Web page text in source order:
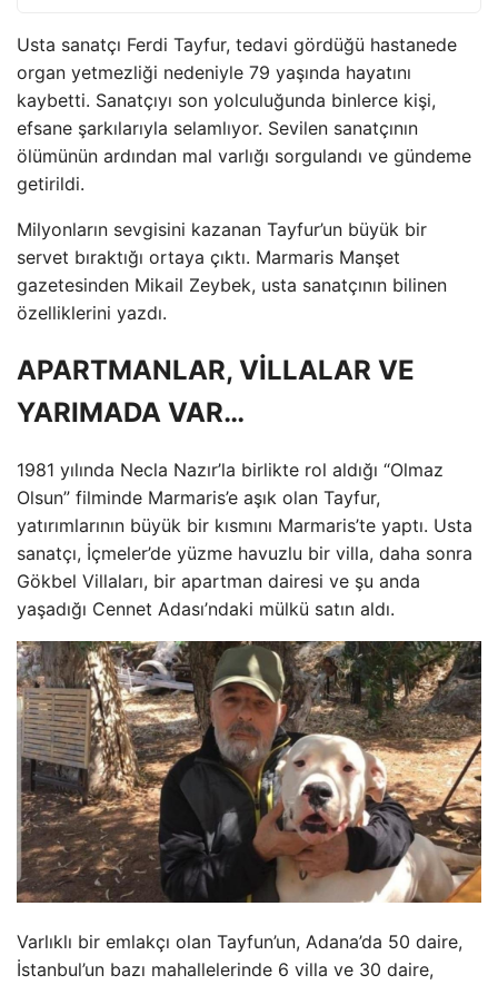
Usta sanatçı Ferdi Tayfur, tedavi gördüğü hastanede
organ yetmezliği nedeniyle 79 yaşında hayatını
kaybetti. Sanatçıyı son yolculuğunda binlerce kişi,
efsane şarkılarıyla selamlıyor. Sevilen sanatçının
ölümünün ardından mal varlığı sorgulandı ve gündeme
getirildi.
Milyonların sevgisini kazanan Tayfur’un büyük bir
servet bıraktığı ortaya çıktı. Marmaris Manşet
gazetesinden Mikail Zeybek, usta sanatçının bilinen
özelliklerini yazdı.
APARTMANLAR, VİLLALAR VE
YARIMADA VAR…
1981 yılında Necla Nazır’la birlikte rol aldığı “Olmaz
Olsun” filminde Marmaris’e aşık olan Tayfur,
yatırımlarının büyük bir kısmını Marmaris’te yaptı. Usta
sanatçı, İçmeler’de yüzme havuzlu bir villa, daha sonra
Gökbel Villaları, bir apartman dairesi ve şu anda
yaşadığı Cennet Adası’ndaki mülkü satın aldı.
Varlıklı bir emlakçı olan Tayfun’un, Adana’da 50 daire,
İstanbul’un bazı mahallelerinde 6 villa ve 30 daire,